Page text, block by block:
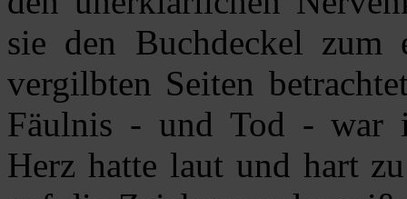
sie den Buchdeckel
vergilbten Seiten
Fäulnis - und Tod - war
Herz hatte laut und hart